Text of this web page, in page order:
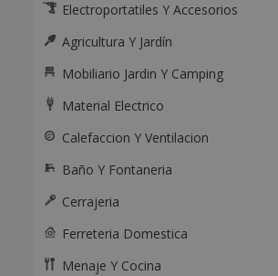
Electroportatiles Y Accesorios
Agricultura Y Jardín
Mobiliario Jardin Y Camping
Material Electrico
Calefaccion Y Ventilacion
Baño Y Fontaneria
Cerrajeria
Ferreteria Domestica
Menaje Y Cocina